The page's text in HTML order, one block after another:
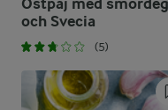
Ostpaj med smördeg
och Svecia
(5)